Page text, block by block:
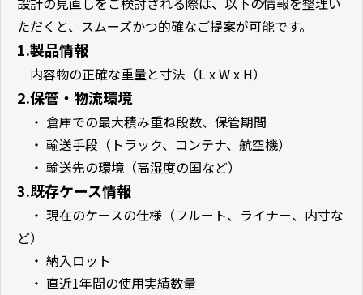
ただくと、スムーズかつ的確なご提案が可能です。
1.製品情報
内容物の正確な重量と寸法（L x W x H）
2.保管・物流環境
・ 倉庫での最大積み重ね段数、保管期間
・ 輸送手段（トラック、コンテナ、航空機）
・ 輸送先の環境（高湿度の国など）
3.既存ケース情報
・ 現在のケースの仕様（フルート、ライナー、内寸な
ど）
・ 納入ロット
・ 直近1年間の使用実績数量